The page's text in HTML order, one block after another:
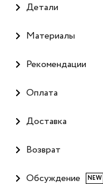
Детали
Материалы
Рекомендации
Оплата
Доставка
Возврат
Обсуждение NEW